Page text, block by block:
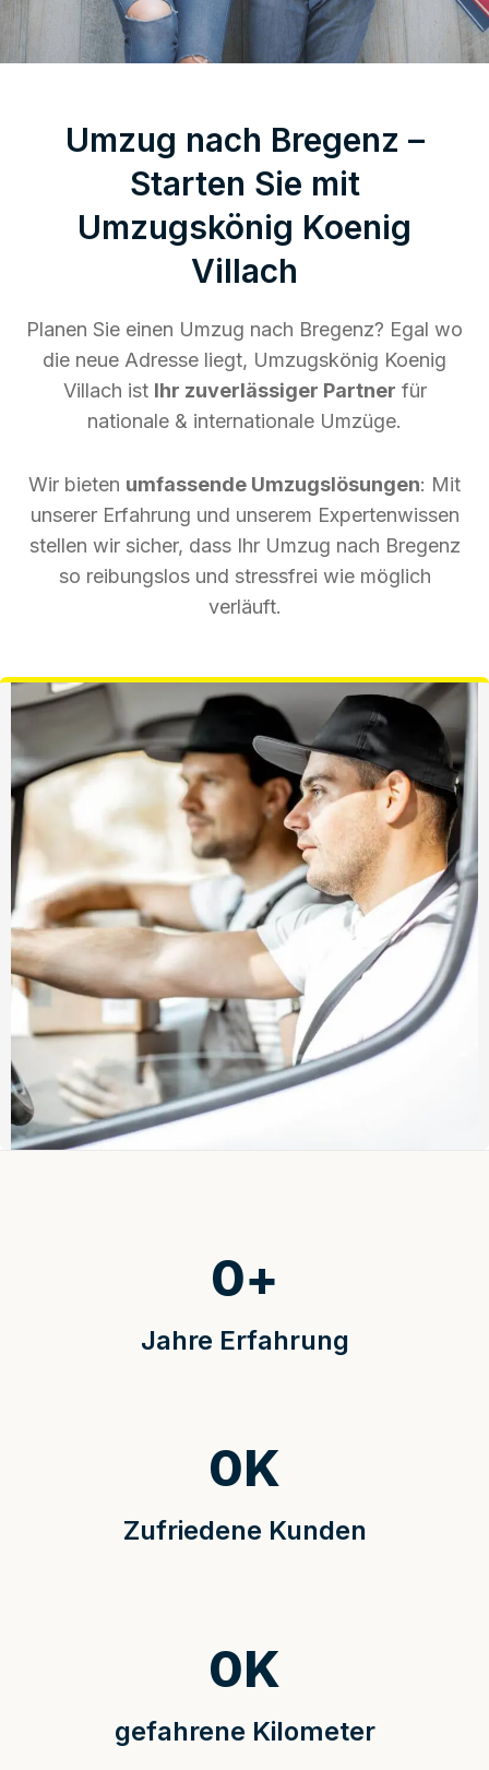
Umzug nach Bregenz –
Starten Sie mit
Umzugskönig Koenig
Villach
Planen Sie einen Umzug nach Bregenz? Egal wo
die neue Adresse liegt, Umzugskönig Koenig
Villach ist Ihr zuverlässiger Partner für
nationale & internationale Umzüge.
Wir bieten umfassende Umzugslösungen: Mit
unserer Erfahrung und unserem Expertenwissen
stellen wir sicher, dass Ihr Umzug nach Bregenz
so reibungslos und stressfrei wie möglich
verläuft.
Jahre Erfahrung
0+
Zufriedene Kunden
0K
gefahrene Kilometer
0K